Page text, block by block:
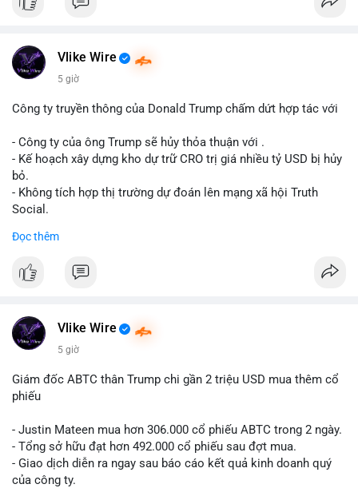
Khối lượng 12.1 BTC tương đương gần 786 nghìn USD được di
Động thái này có thể là bước chuẩn bị thanh khoản để bán ra,
hoặc tái phân bổ tài sản giữa các ví nóng nhằm tối ưu phí giao
thấy cá voi đang thăm dò thanh khoản thị trường trước khi có
Lời khuyên cho nhà đầu tư nhỏ lẻ: Theo dõi xác nhận giao dịch
và dòng tiền tiếp theo từ ví nguồn. Khối lượng này chưa đủ tạo
áp lực bán mạnh, nhưng nếu xuất hiện thêm 2-3 giao dịch
tương tự trong 24 giờ tới, khả năng cao là sóng điều chỉnh
ở vùng giá hiện tại.
#12dot1btc #786kusd
Vlike Wire
5 giờ
Công ty truyền thông của Donald Trump chấm dứt hợp tác với
- Công ty của ông Trump sẽ hủy thỏa thuận với .
- Kế hoạch xây dựng kho dự trữ CRO trị giá nhiều tỷ USD bị hủy
bỏ.
- Không tích hợp thị trường dự đoán lên mạng xã hội Truth
Social.
#binancesquare
$cro
📰 Nguồn: Cointelegraph
Đọc thêm
Vlike Wire
5 giờ
Giám đốc ABTC thân Trump chi gần 2 triệu USD mua thêm cổ
phiếu
- Justin Mateen mua hơn 306.000 cổ phiếu ABTC trong 2 ngày.
- Tổng sở hữu đạt hơn 492.000 cổ phiếu sau đợt mua.
- Giao dịch diễn ra ngay sau báo cáo kết quả kinh doanh quý
của công ty.